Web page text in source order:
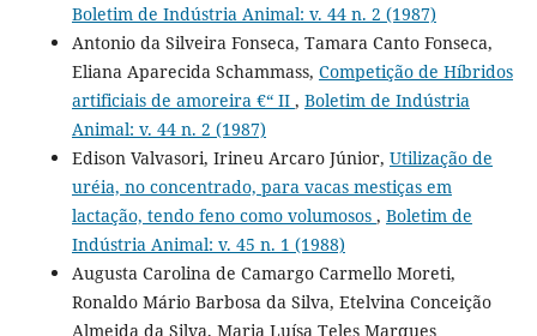
Boletim de Indústria Animal: v. 44 n. 2 (1987)
Antonio da Silveira Fonseca, Tamara Canto Fonseca,
Eliana Aparecida Schammass, Competição de Híbridos
artificiais de amoreira €“ II , Boletim de Indústria
Animal: v. 44 n. 2 (1987)
Edison Valvasori, Irineu Arcaro Júnior, Utilização de
uréia, no concentrado, para vacas mestiças em
lactação, tendo feno como volumosos , Boletim de
Indústria Animal: v. 45 n. 1 (1988)
Augusta Carolina de Camargo Carmello Moreti,
Ronaldo Mário Barbosa da Silva, Etelvina Conceição
Almeida da Silva, Maria Luísa Teles Marques